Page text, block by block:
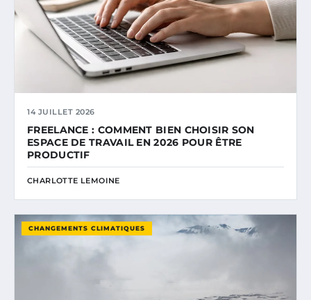
14 JUILLET 2026
FREELANCE : COMMENT BIEN CHOISIR SON
ESPACE DE TRAVAIL EN 2026 POUR ÊTRE
PRODUCTIF
CHARLOTTE LEMOINE
CHANGEMENTS CLIMATIQUES